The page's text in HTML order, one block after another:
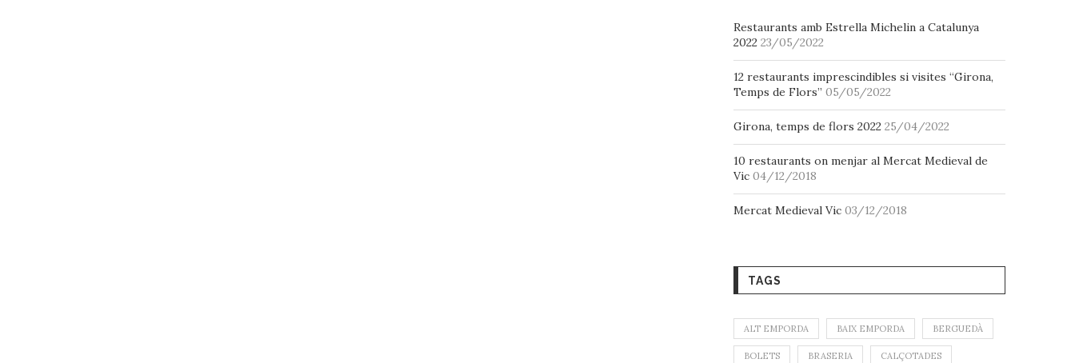
Restaurants amb Estrella Michelin a Catalunya
2022 23/05/2022
12 restaurants imprescindibles si visites “Girona,
Temps de Flors” 05/05/2022
Girona, temps de flors 2022 25/04/2022
10 restaurants on menjar al Mercat Medieval de
Vic 04/12/2018
Mercat Medieval Vic 03/12/2018
TAGS
ALT EMPORDA BAIX EMPORDA BERGUEDÀ
BOLETS BRASERIA CALÇOTADES